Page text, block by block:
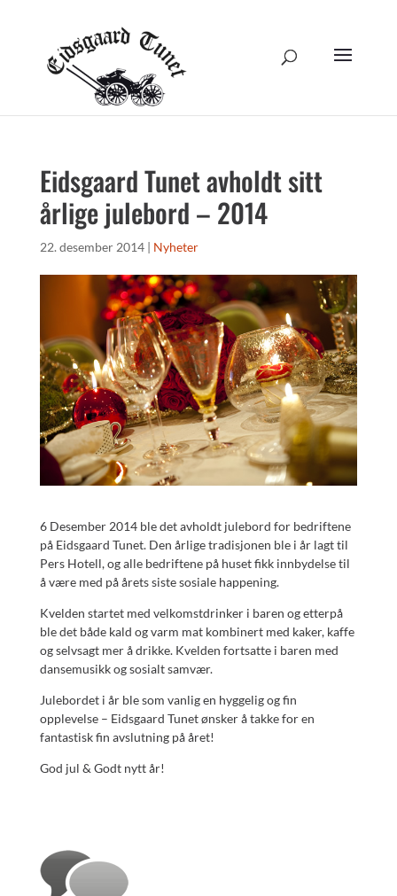
Eidsgaard Tunet avholdt sitt
årlige julebord – 2014
22. desember 2014| Nyheter
6 Desember 2014 ble det avholdt julebord for bedriftene
på Eidsgaard Tunet. Den årlige tradisjonen ble i år lagt til
Pers Hotell, og alle bedriftene på huset fikk innbydelse til
å være med på årets siste sosiale happening.
Kvelden startet med velkomstdrinker i baren og etterpå
ble det både kald og varm mat kombinert med kaker, kaffe
og selvsagt mer å drikke. Kvelden fortsatte i baren med
dansemusikk og sosialt samvær.
Julebordet i år ble som vanlig en hyggelig og fin
opplevelse – Eidsgaard Tunet ønsker å takke for en
fantastisk fin avslutning på året!
God jul & Godt nytt år!